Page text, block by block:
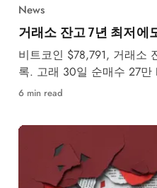
News
거래소 잔고 7년 최저에
비트코인 $78,791, 거래소
록. 고래 30일 순매수 27만
5월 강세·약세 시나리오를
6 min read